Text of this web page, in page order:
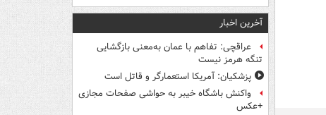
آخرین اخبار
عراقچی: تفاهم با عمان به‌معنی بازگشایی
تنگه هرمز نیست
پزشکیان: آمریکا استعمارگر و قاتل است
واکنش باشگاه خیبر به حواشی صفحات مجازی
+عکس